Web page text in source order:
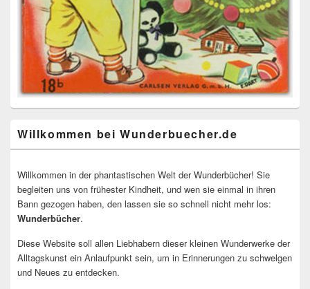
Willkommen bei Wunderbuecher.de
Willkommen in der phantastischen Welt der Wunderbücher! Sie
begleiten uns von frühester Kindheit, und wen sie einmal in ihren
Bann gezogen haben, den lassen sie so schnell nicht mehr los:
Wunderbücher.
Diese Website soll allen Liebhabern dieser kleinen Wunderwerke der
Alltagskunst ein Anlaufpunkt sein, um in Erinnerungen zu schwelgen
und Neues zu entdecken.